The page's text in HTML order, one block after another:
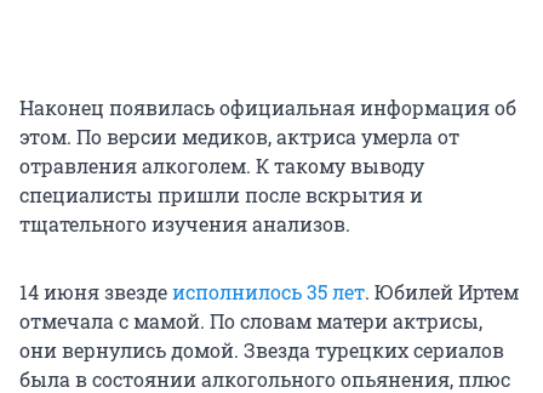
Наконец появилась официальная информация об
этом. По версии медиков, актриса умерла от
отравления алкоголем. К такому выводу
специалисты пришли после вскрытия и
тщательного изучения анализов.
14 июня звездеисполнилось 35 лет. Юбилей Иртем
отмечала с мамой. По словам матери актрисы,
они вернулись домой. Звезда турецких сериалов
была в состоянии алкогольного опьянения, плюс